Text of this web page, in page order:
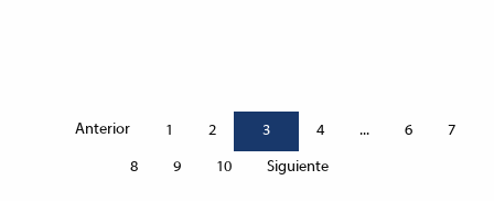
Anterior 1 2 3 4 ... 6 7
8 9 10 Siguiente